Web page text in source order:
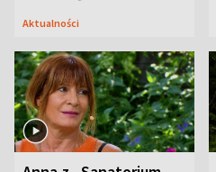
Aktualności